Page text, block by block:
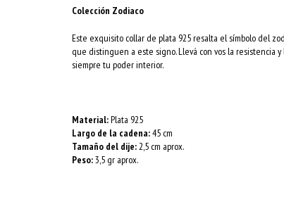
Colección Zodiaco
Este exquisito collar de plata 925 resalta el símbolo del
que distinguen a este signo. Llevá con vos la resistencia
siempre tu poder interior.
Material:Plata 925
Largo de la cadena:45 cm
Tamaño del dije:2,5 cm aprox.
Peso:3,5 gr aprox.